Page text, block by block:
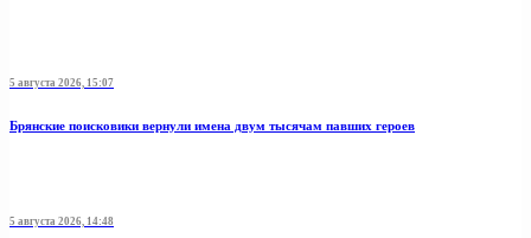
5 августа 2026, 15:07
Брянские поисковики вернули имена двум тысячам павших героев
5 августа 2026, 14:48